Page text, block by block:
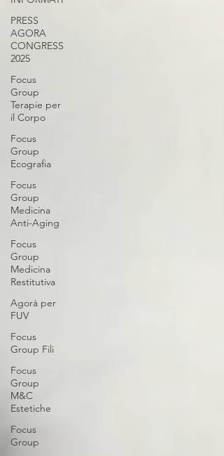
PRESS
AGORA
CONGRESS
2025
Focus
Group
Terapie per
il Corpo
Focus
Group
Ecografia
Focus
Group
Medicina
Anti-Aging
Focus
Group
Medicina
Restitutiva
Agorà per
FUV
Focus
Group Fili
Focus
Group
M&C
Estetiche
Focus
Group